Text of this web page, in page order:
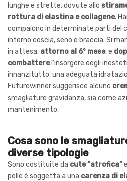
lunghe e strette, dovute allo
rottura di elastina e collagene.
compaiono in determinate parti del
interno coscia, seno e braccia. Si
in attesa, attorno al 6° mese, e
combatterel’insorgere degli
innanzitutto, una adeguata
Futurewinner suggerisce alcune
smagliature gravidanza, sia come
mantenimento.
Cosa sono le
diverse tipologie
Sono costituite da cute “atrofica”
pelle è soggetta a una carenza di